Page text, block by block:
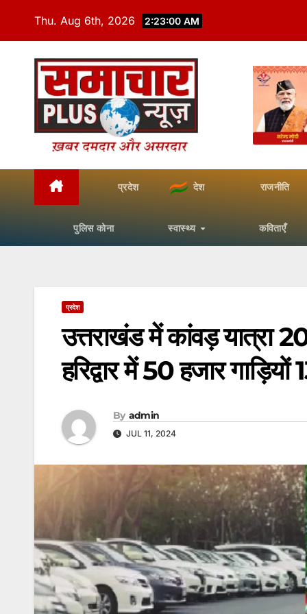
Thu. Aug 6th, 2026 2:23:01 AM
प्रदेश देश राजनीति
पुलिस कोना स्वास्थ्य कविताएँ
प्रदेश
उत्तराखंड में कांवड़ यात्रा
हरिद्वार में 50 हजार
By admin
JUL 11, 2024